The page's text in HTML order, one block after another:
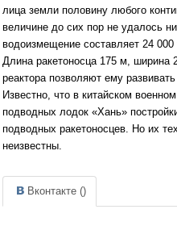
лица земли половину любого
величине до сих пор не удалось
водоизмещение составляет 24
Длина ракетоносца 175 м,
реактора позволяют ему
Известно, что в китайском
подводных лодок «Хань»
подводных ракетоносцев. Но их
неизвестны.
Вконтакте ()